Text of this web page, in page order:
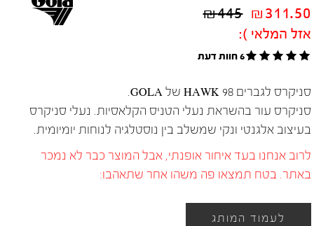
CHIEMIHARA
CRIMELONDON
EL
GOLA
LE
₪445 ₪311.50
אזל המלאי ):
6 חוות דעת
סניקרס לגברים 98 HAWK של GOLA.
סניקרס עור בהשראת נעלי הטניס הקלאסיות. נעלי סניקרס
בעיצוב אלגנטי ונקי שמשלב בין נוסטלגיה לנוחות יומיומית.
לרוב אנחנו בעד איחור אופנתי, אבל המוצר כבר לא נמכר
באתר. בטח תמצאו פה משהו אחר שתאהבו:
לעמוד המותג